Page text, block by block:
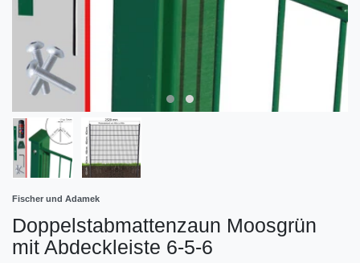
Fischer und Adamek
Doppelstabmattenzaun Moosgrün
mit Abdeckleiste 6-5-6